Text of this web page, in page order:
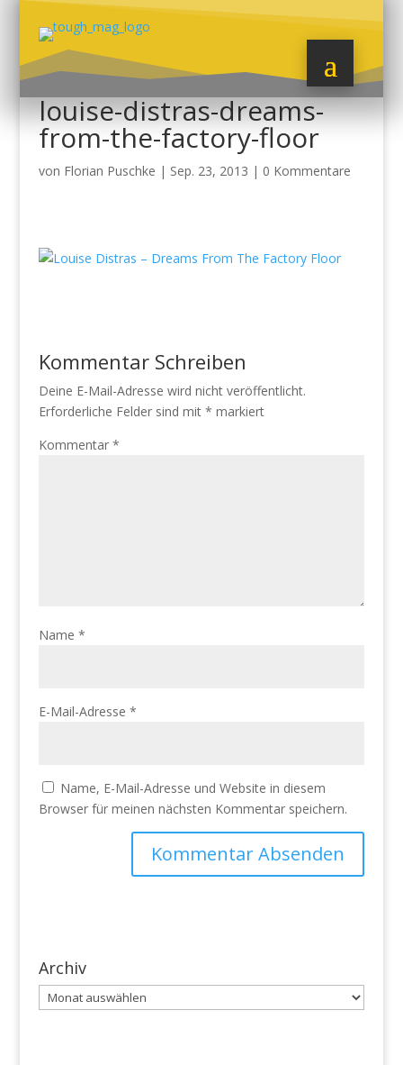
louise-distras-dreams-
from-the-factory-floor
von Florian Puschke | Sep. 23, 2013 | 0 Kommentare
Kommentar Schreiben
Deine E-Mail-Adresse wird nicht veröffentlicht.
Erforderliche Felder sind mit * markiert
Kommentar *
Name *
E-Mail-Adresse *
Name, E-Mail-Adresse und Website in diesem
Browser für meinen nächsten Kommentar speichern.
Archiv
Archiv